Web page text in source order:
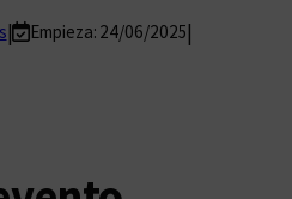
| Empieza: 24/06/2025|